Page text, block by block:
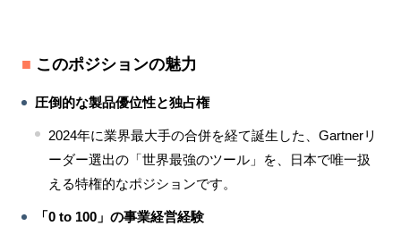
■ このポジションの魅力
圧倒的な製品優位性と独占権
2024年に業界最大手の合併を経て誕生した、Gartnerリ
ーダー選出の「世界最強のツール」を、日本で唯一扱
える特権的なポジションです。
「0 to 100」の事業経営経験